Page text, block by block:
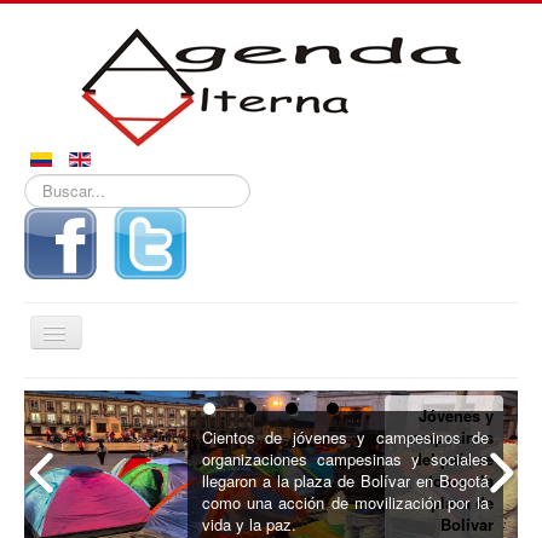
Buscar...
Alternar
navegación
Inicio
Noticias
Derechos
Reportajes
Jóvenes y
campesinos
del país se
toman la
plaza de
Bolívar
Cientos de jóvenes y campesinos de
organizaciones campesinas y sociales
llegaron a la plaza de Bolívar en Bogotá
como una acción de movilización por la
vida y la paz.